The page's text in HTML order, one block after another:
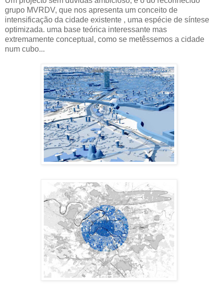
grupo MVRDV, que nos apresenta um conceito de
intensificação da cidade existente , uma espécie de síntese
optimizada. uma base teórica interessante mas
extremamente conceptual, como se metêssemos a cidade
num cubo...